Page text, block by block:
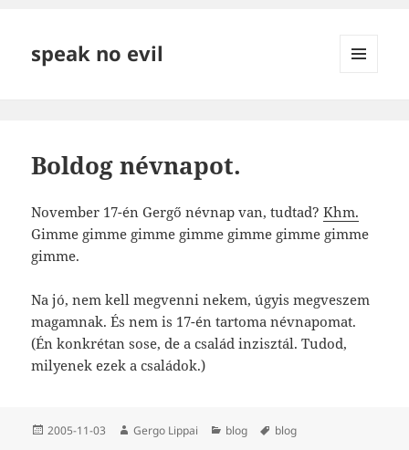
speak no evil
Boldog névnapot.
November 17-én Gergő névnap van, tudtad?Khm.
Gimme gimme gimme gimme gimme gimme gimme
gimme.
Na jó, nem kell megvenni nekem, úgyis megveszem
magamnak. És nem is 17-én tartoma névnapomat.
(Én konkrétan sose, de a család inzisztál. Tudod,
milyenek ezek a családok.)
Közzétéve
2005-11-03 Szerző
Gergo Lippai Kategória
blog Címke
blog